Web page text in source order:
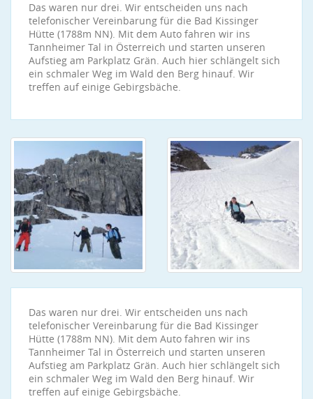
Das waren nur drei. Wir entscheiden uns nach
telefonischer Vereinbarung für die Bad Kissinger
Hütte (1788m NN). Mit dem Auto fahren wir ins
Tannheimer Tal in Österreich und starten unseren
Aufstieg am Parkplatz Grän. Auch hier schlängelt sich
ein schmaler Weg im Wald den Berg hinauf. Wir
treffen auf einige Gebirgsbäche.
Das waren nur drei. Wir entscheiden uns nach
telefonischer Vereinbarung für die Bad Kissinger
Hütte (1788m NN). Mit dem Auto fahren wir ins
Tannheimer Tal in Österreich und starten unseren
Aufstieg am Parkplatz Grän. Auch hier schlängelt sich
ein schmaler Weg im Wald den Berg hinauf. Wir
treffen auf einige Gebirgsbäche.